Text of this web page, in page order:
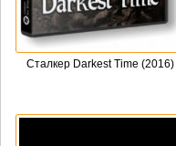
Сталкер Darkest Time (2016)